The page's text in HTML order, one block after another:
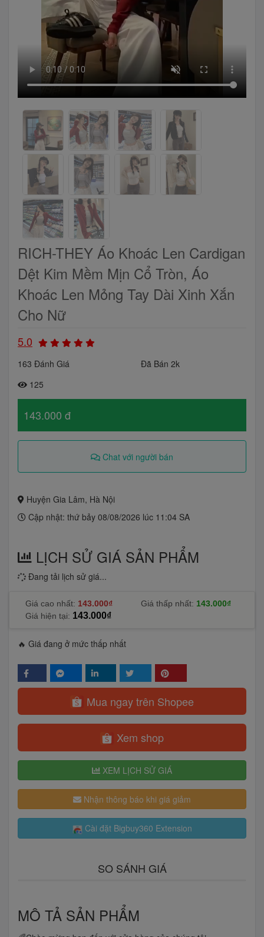
RICH-THEY Áo Khoác Len Cardigan
Dệt Kim Mềm Mịn Cổ Tròn, Áo
Khoác Len Mỏng Tay Dài Xinh Xắn
Cho Nữ
5.0
163 Đánh Giá
Đã Bán 2k
125
143.000 đ
Chat với người bán
Huyện Gia Lâm, Hà Nội
Cập nhật: thứ bảy 08/08/2026 lúc 11:04 SA
LỊCH SỬ GIÁ SẢN PHẨM
Đang tải lịch sử giá...
Giá cao nhất: 143.000₫ Giá thấp nhất: 143.000₫
Giá hiện tại: 143.000₫
🔥 Giá đang ở mức thấp nhất
Mua ngay trên Shopee
Xem shop
XEM LỊCH SỬ GIÁ
Nhận thông báo khi giá giảm
Cài đặt Bigbuy360 Extension
SO SÁNH GIÁ
MÔ TẢ SẢN PHẨM